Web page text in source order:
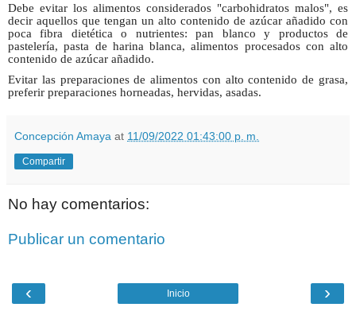
Debe evitar los alimentos considerados "carbohidratos malos", es
decir aquellos que tengan un alto contenido de azúcar añadido con
poca fibra dietética o nutrientes: pan blanco y productos de
pastelería, pasta de harina blanca, alimentos procesados con alto
contenido de azúcar añadido.
Evitar las preparaciones de alimentos con alto contenido de grasa,
preferir preparaciones horneadas, hervidas, asadas.
Concepción Amaya at 11/09/2022 01:43:00 p. m.
Compartir
No hay comentarios:
Publicar un comentario
‹ ›
Inicio